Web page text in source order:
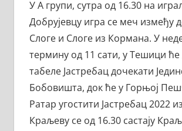
У А групи, сутра од 16.30 на
Добрујевцу игра се меч између
Слоге и Слоге из Кормана. У
термину од 11 сати, у Тешици ће
табеле Јастребац дочекати
Бобовишта, док ће у Горњој
Ратар угостити Јастребац 2022
Краљеву се од 16.30 састају